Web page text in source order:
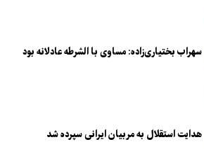
سهراب بختیاری‌زاده: مساوی با الشرطه عادلانه بود
هدایت استقلال به مربیان ایرانی سپرده شد